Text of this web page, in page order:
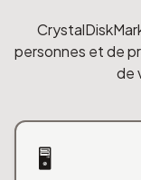
personnes et de
de
🖥️